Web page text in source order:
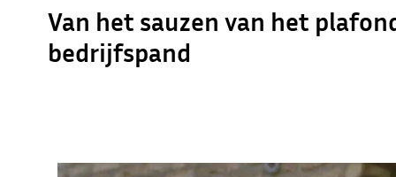
Van het sauzen van het
bedrijfspand